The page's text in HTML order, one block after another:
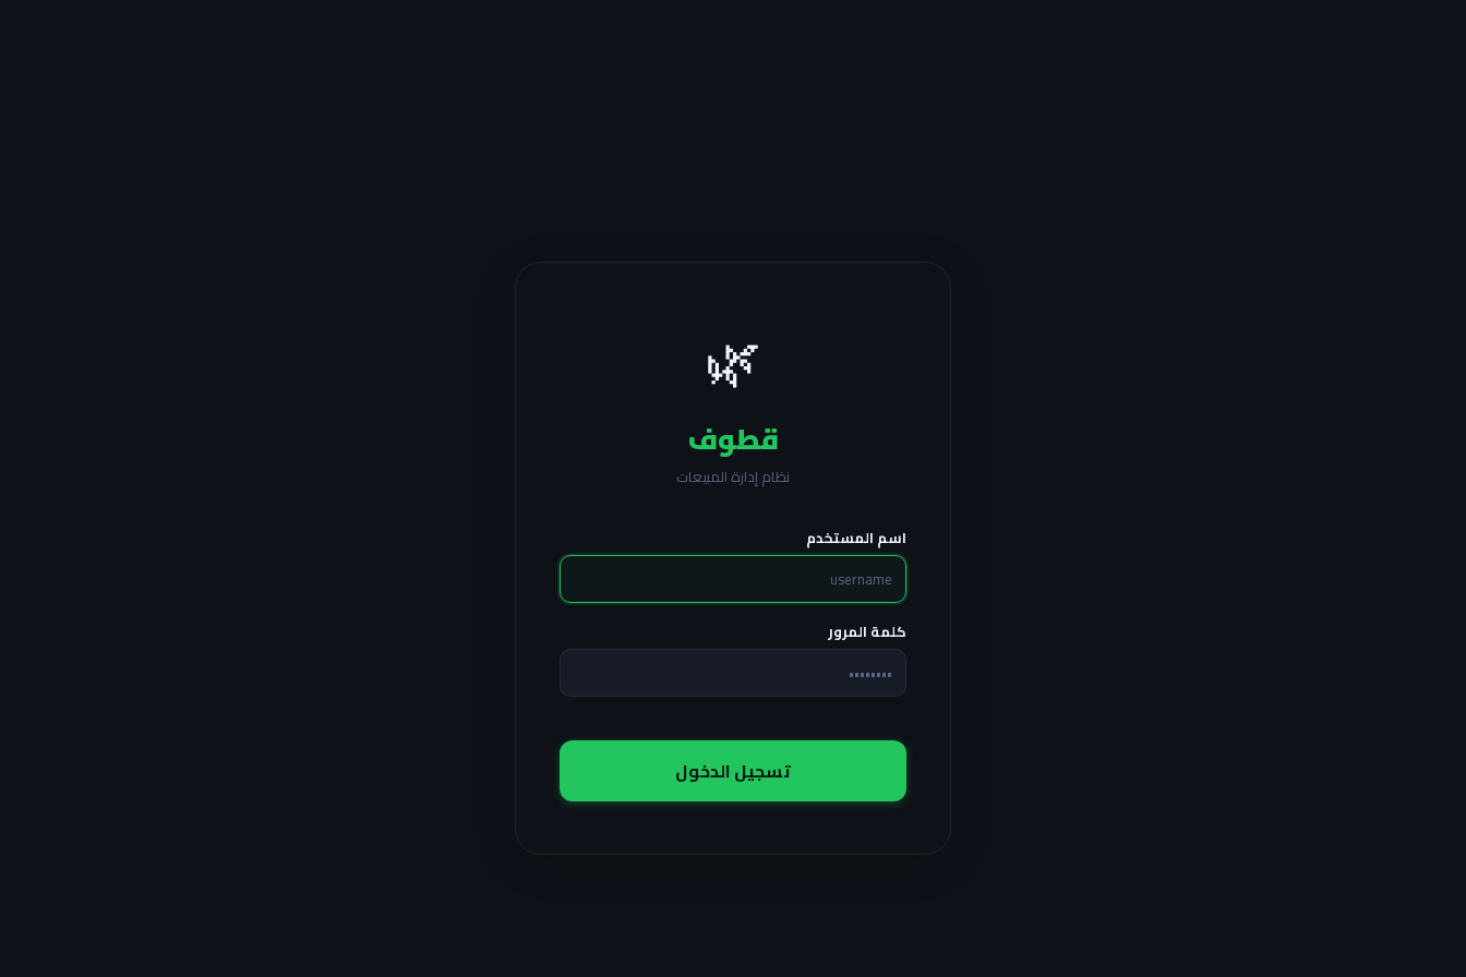
🌿
قطوف
نظام إدارة المبيعات
اسم المستخدم
كلمة المرور
تسجيل الدخول